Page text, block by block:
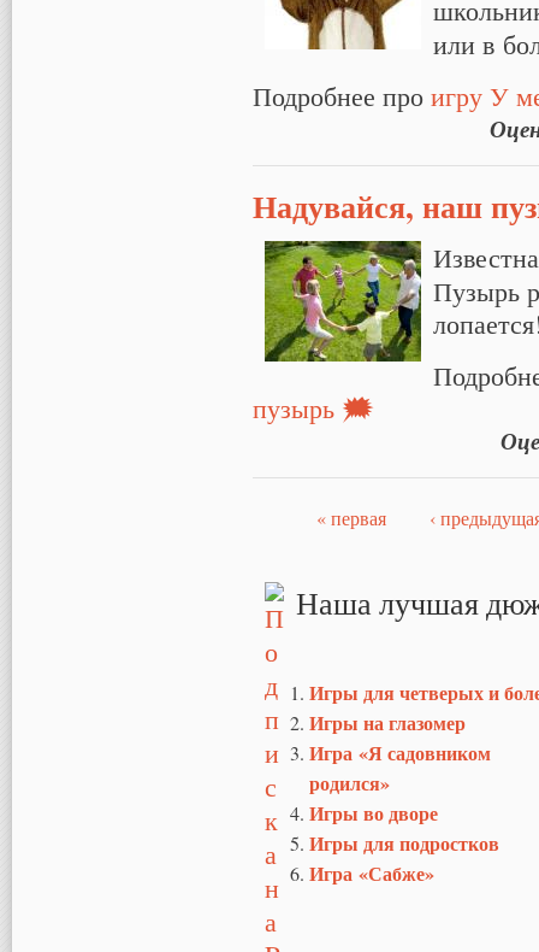
или в
Подробнее про игру У
Надувайся, наш
Пузырь
пузырь 🗯
Страницы
« первая ‹
Наша лучшая
Игры для четверых и
Игры на глазомер
Игра «Я садовником
родился»
Игры во дворе
Игры для подростков
Игра «Сабже»